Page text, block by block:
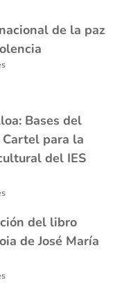
de la paz
Bases del
Cartel para la
del IES
del libro
de José María